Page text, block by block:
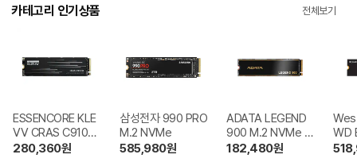
카테고리 인기상품 전체보기
ESSENCORE KLE
VV CRAS C910G
M.2 NVMe
280,360원
삼성전자 990 PRO
M.2 NVMe
585,980원
ADATA LEGEND
900 M.2 NVMe 파
인인포
182,480원
WD
0X